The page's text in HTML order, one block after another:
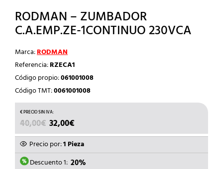
RODMAN – ZUMBADOR
C.A.EMP.ZE-1CONTINUO 230VCA
Marca:RODMAN
Referencia:RZECA1
Código propio:061001008
Código TMT:0061001008
40,00€ EL
PRECIO
ORIGINAL
ERA:
40,00€.
32,00€
PRECIO
ACTUAL
ES:
32,00€.
Precio por:1 Pieza
Descuento 1: 20%